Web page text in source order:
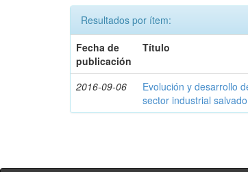
Resultados por ítem:
Fecha de
publicación
Título
2016-09-06
Evolución y desarrollo
sector industrial